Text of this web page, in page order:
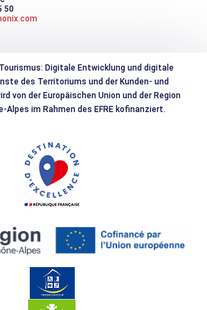
50
Digitale Entwicklung und digitale
des Territoriums und der Kunden- und
von der Europäischen Union und der Region
Alpes im Rahmen des EFRE kofinanziert.